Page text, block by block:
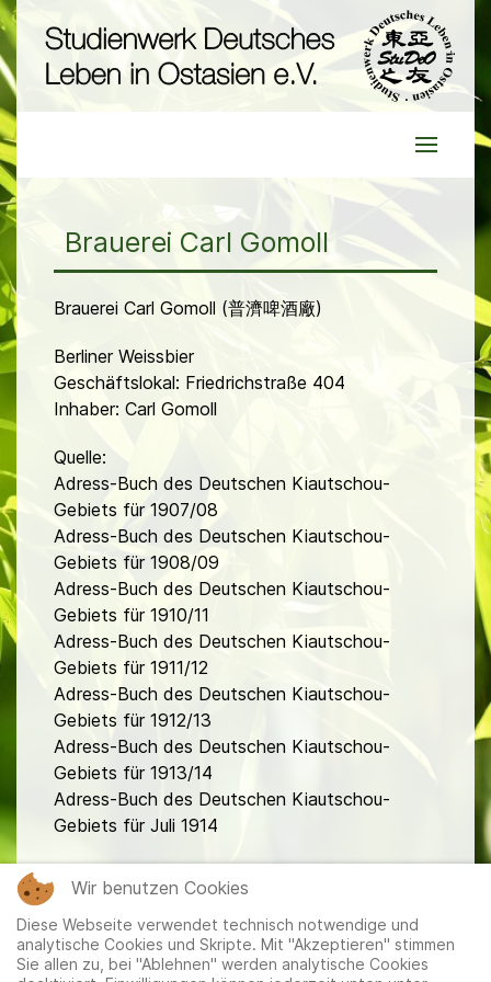
Brauerei Carl Gomoll
Brauerei Carl Gomoll (普濟啤酒廠)
Berliner Weissbier
Geschäftslokal: Friedrichstraße 404
Inhaber: Carl Gomoll
Quelle:
Adress-Buch des Deutschen Kiautschou-
Gebiets für 1907/08
Adress-Buch des Deutschen Kiautschou-
Gebiets für 1908/09
Adress-Buch des Deutschen Kiautschou-
Gebiets für 1910/11
Adress-Buch des Deutschen Kiautschou-
Gebiets für 1911/12
Adress-Buch des Deutschen Kiautschou-
Gebiets für 1912/13
Adress-Buch des Deutschen Kiautschou-
Gebiets für 1913/14
Adress-Buch des Deutschen Kiautschou-
Gebiets für Juli 1914
Wir benutzen Cookies
Diese Webseite verwendet technisch notwendige und
analytische Cookies und Skripte. Mit "Akzeptieren" stimmen
Sie allen zu, bei "Ablehnen" werden analytische Cookies